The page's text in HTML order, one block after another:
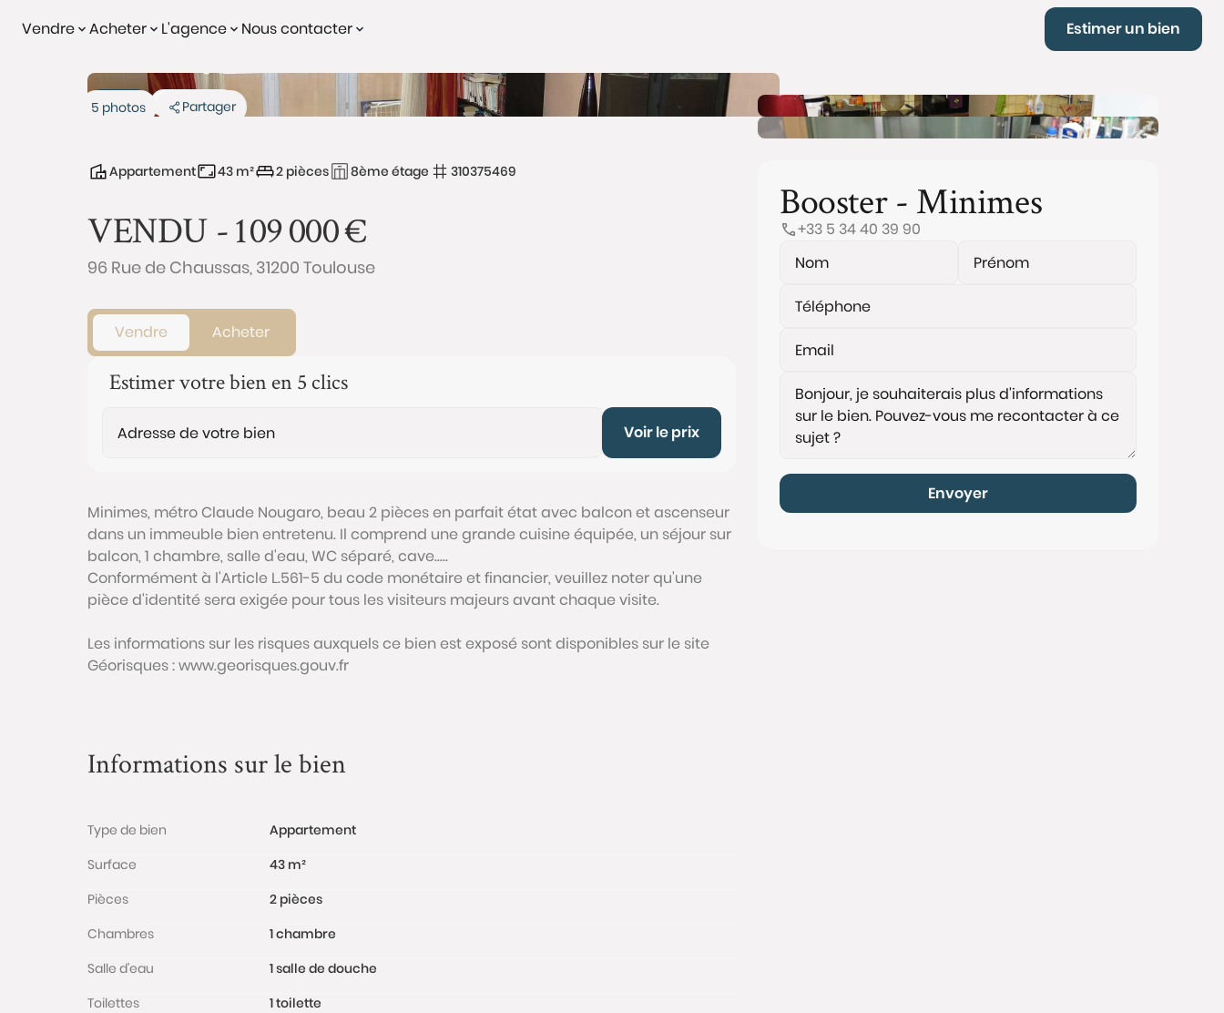
Vendre Acheter L'agence Nous contacter Estimer un bien
Vendu Exclusivité
5 photos Partager
Appartement 43 m² 2 pièces 8ème étage 310375469
VENDU -109 000€
96 Rue de Chaussas, 31200 Toulouse
Vendre Acheter
Estimer votre bien en 5 clics
Voir le prix
Minimes, métro Claude Nougaro, beau 2 pièces en parfait état avec balcon et ascenseur
dans un immeuble bien entretenu. Il comprend une grande cuisine équipée, un séjour sur
balcon, 1 chambre, salle d'eau, WC séparé, cave.....
Conformément à l'Article L.561-5 du code monétaire et financier, veuillez noter qu'une
pièce d'identité sera exigée pour tous les visiteurs majeurs avant chaque visite.
Les informations sur les risques auxquels ce bien est exposé sont disponibles sur le site
Géorisques : www.georisques.gouv.fr
Informations sur le bien
Type de bien
Appartement
Surface
43 m²
Pièces
2 pièces
Chambres
1 chambre
Salle d'eau
1 salle de douche
Toilettes
1 toilette
Booster - Minimes
+33 5 34 40 39 90
Envoyer